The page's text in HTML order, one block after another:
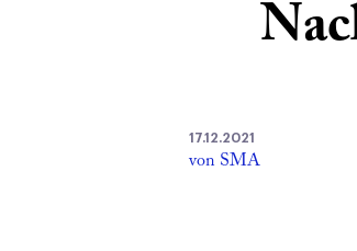
17.12.2021
von SMA